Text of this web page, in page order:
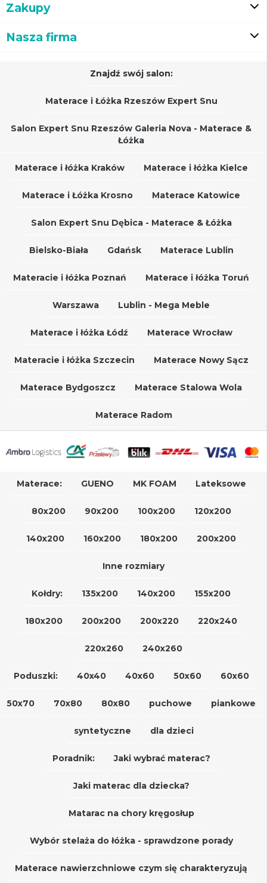
Zakupy
Nasza firma
Znajdź swój salon:
Materace i Łóżka Rzeszów Expert Snu
Salon Expert Snu Rzeszów Galeria Nova - Materace &
Łóżka
Materace i łóżka Kraków Materace i łóżka Kielce
Materace i Łóżka Krosno Materace Katowice
Salon Expert Snu Dębica - Materace & Łóżka
Bielsko-Biała Gdańsk Materace Lublin
Materacie i łóżka Poznań Materace i łóżka Toruń
Warszawa Lublin - Mega Meble
Materace i łóżka Łódź Materace Wrocław
Materacie i łóżka Szczecin Materace Nowy Sącz
Materace Bydgoszcz Materace Stalowa Wola
Materace Radom
Materace: GUENO MK FOAM Lateksowe
80x200 90x200 100x200 120x200
140x200 160x200 180x200 200x200
Inne rozmiary
Kołdry: 135x200 140x200 155x200
180x200 200x200 200x220 220x240
220x260 240x260
Poduszki: 40x40 40x60 50x60 60x60
50x70 70x80 80x80 puchowe piankowe
syntetyczne dla dzieci
Poradnik: Jaki wybrać materac?
Jaki materac dla dziecka?
Matarac na chory kręgosłup
Wybór stelaża do łóżka - sprawdzone porady
Materace nawierzchniowe czym się charakteryzują